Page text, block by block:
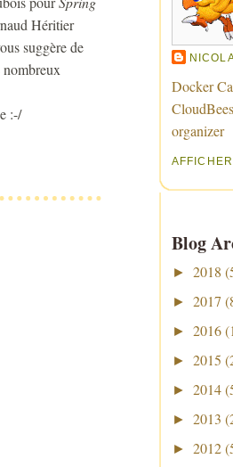
Héritier
suggère de
:-/
Docker
organizer
Blog
► 2018
► 2017
► 2016
► 2015
► 2014
► 2013
► 2012